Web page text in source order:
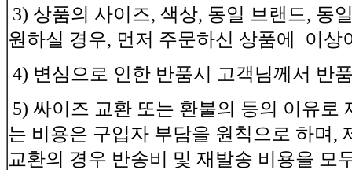
3) 상품의 사이즈, 색상, 동일 브랜드, 동
원하실 경우, 먼저 주문하신 상품에 이상
4) 변심으로 인한 반품시 고객님께서 반
5) 싸이즈 교환 또는 환불의 등의 이유로
는 비용은 구입자 부담을 원칙으로 하며,
교환의 경우 반송비 및 재발송 비용을 모